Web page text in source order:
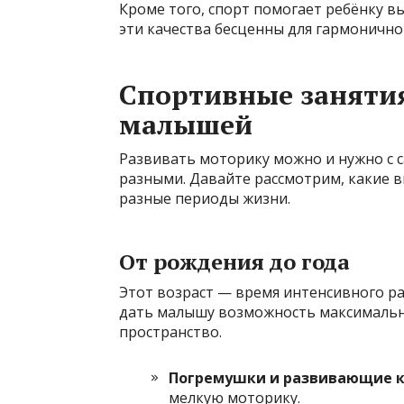
Кроме того, спорт помогает ребёнку
эти качества бесценны для
Спортивные
малышей
Развивать моторику можно и нужно с
разными. Давайте рассмотрим, какие
разные периоды жизни.
От рождения до года
Этот возраст — время интенсивного
дать малышу возможность
пространство.
Погремушки и развивающие
мелкую моторику.